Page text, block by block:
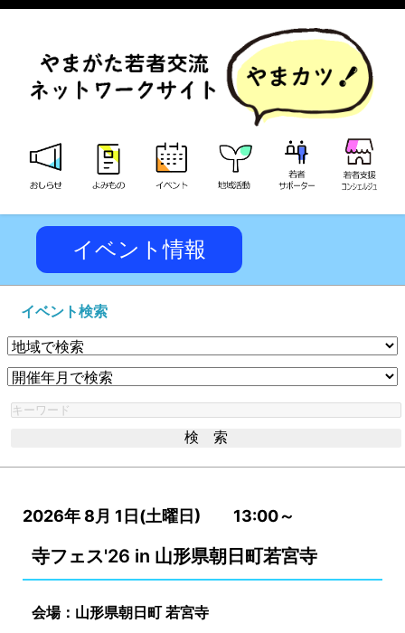
イベント情報
イベント検索
2026年 8月 1日(土曜日) 13:00～
寺フェス'26 in 山形県朝日町若宮寺
会場：山形県朝日町 若宮寺